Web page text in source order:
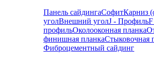
Панель сайдингаСофитКарниз
уголВнешний уголJ - Профиль
профильОколооконная планка
финишная планкаСтыковочная
Фиброцементный сайдинг